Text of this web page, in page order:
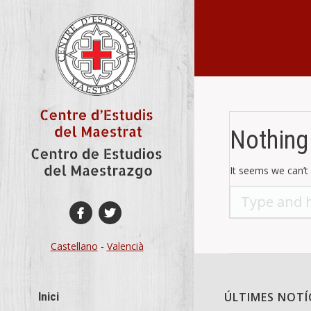
Castellano - Valencià
Inici
It seems we
Search:
ÚLTIMES